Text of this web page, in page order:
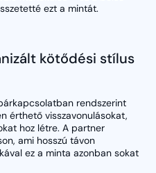
ezt a mintát.
kötődési stílus
rendszerint
érthető visszavonulásokat,
hoz létre. A partner
ami hosszú távon
ez a minta azonban sokat